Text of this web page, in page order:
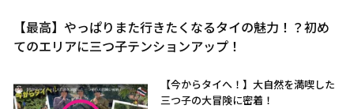
【最高】やっぱりまた行きたくなるタイの魅力！？初め
てのエリアに三つ子テンションアップ！
【今からタイへ！】大自然を満喫した
三つ子の大冒険に密着！